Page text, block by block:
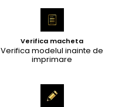
Verifica macheta
Verifica modelul inainte de
imprimare